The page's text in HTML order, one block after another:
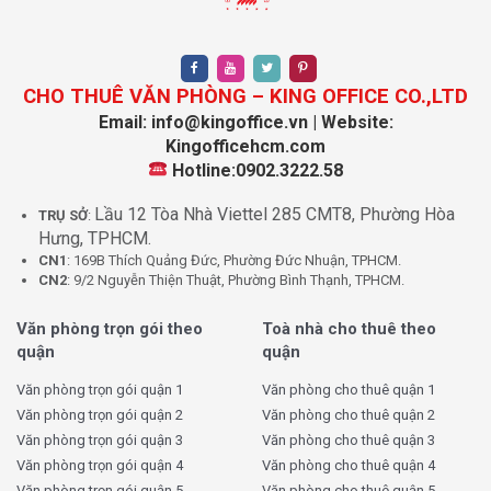
Đường Nguyễn Văn Luông : Giá thuê phải chăng, phù hợp
Đường Đại lộ Võ Văn Kiệt: Kết nối nhanh đến Quận 1,
Quận 5, thuận tiện giao thương.
4. Nhu cầu thuê theo nhóm ngành
chi phí.
Dịch vụ – thương mại
sầm uất.
Giáo dục – đào tạo
: Nhiều trung tâm ngoại ngữ, cơ sở
giáo dục đặt trụ sở tại đây.
Tài chính – bảo hiểm
: Ưu tiên không gian văn phòng trọn
5. So sánh với các quận khác
So với Quận 1 và Quận 3, giá thuê chỗ ngồi làm việc tại Quận
6 thấp hơn từ 25 – 40%, nhưng vẫn giữ lợi thế về kết nối giao
CHO THUÊ VĂN PHÒNG – KING OFFICE CO.,LTD
Email: info@kingoffice.vn | Website:
Kingofficehcm.com
Hotline:0902.3222.58
TRỤ SỞ: Lầu 12 Tòa Nhà Viettel 285 CMT8, Phường Hòa
Hưng, TPHCM.
CN1 : 169B Thích Quảng Đức, Phường Đức Nhuận, TPHCM.
CN2: 9/2 Nguyễn Thiện Thuật, Phường Bình Thạnh, TPHCM.
Văn phòng trọn gói theo
quận
Văn phòng trọn gói quận 1
Văn phòng trọn gói quận 2
Văn phòng trọn gói quận 3
Văn phòng trọn gói quận 4
Toà nhà cho thuê theo
quận
Văn phòng cho thuê quận 1
Văn phòng cho thuê quận 2
Văn phòng cho thuê quận 3
Văn phòng cho thuê quận 4